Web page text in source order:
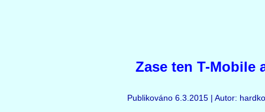
Zase ten T-Mobile
Publikováno 6.3.2015 | Autor: